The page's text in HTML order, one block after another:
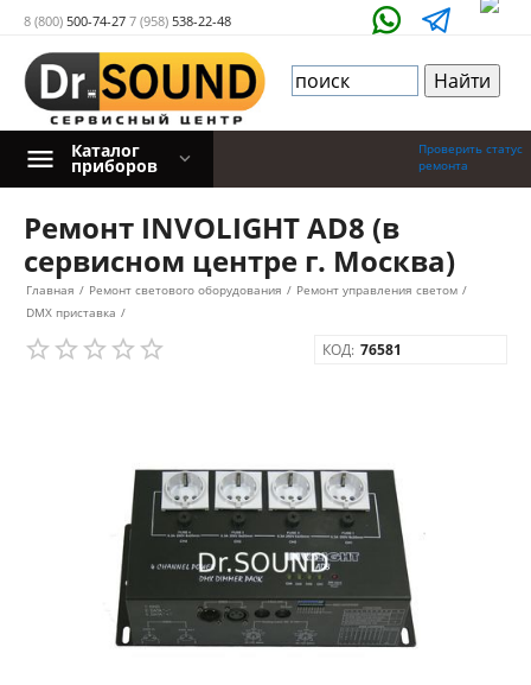
8 (800) 500-74-27 7 (958) 538-22-48
Проверить статус
ремонта
Каталог
приборов
Ремонт INVOLIGHT AD8 (в
сервисном центре г. Москва)
Главная / Ремонт светового оборудования / Ремонт управления светом /
DMX приставка /
КОД: 76581